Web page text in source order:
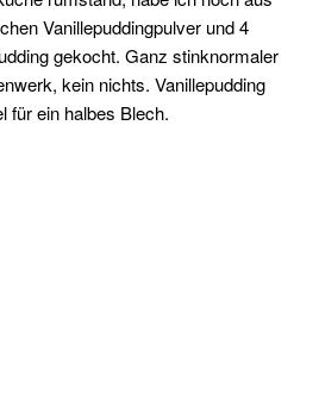
Vanillepuddingpulver und 4
gekocht. Ganz stinknormaler
kein nichts. Vanillepudding
für ein halbes Blech.